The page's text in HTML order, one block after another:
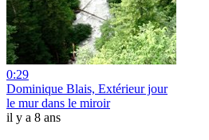
0:29
Dominique Blais, Extérieur jour
le mur dans le miroir
il y a 8 ans